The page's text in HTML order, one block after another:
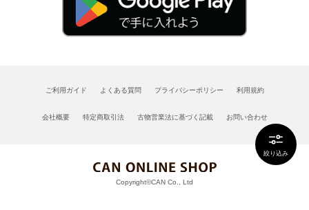
絞り込み
ご利用ガイド よくある質問 プライバシーポリシー 利用規約
会社概要 特定商取引法 古物営業法に基づく記載 お問い合わせ
Copyright©CAN Co., Ltd